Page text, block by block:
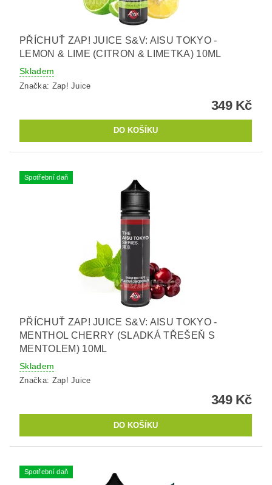
PŘÍCHUŤ ZAP! JUICE S&V: AISU TOKYO -
LEMON & LIME (CITRON & LIMETKA) 10ML
Skladem
Značka: Zap! Juice
349 Kč
Spotřební daň
PŘÍCHUŤ ZAP! JUICE S&V: AISU TOKYO -
MENTHOL CHERRY (SLADKÁ TŘEŠEŇ S
MENTOLEM) 10ML
Skladem
Značka: Zap! Juice
349 Kč
Spotřební daň